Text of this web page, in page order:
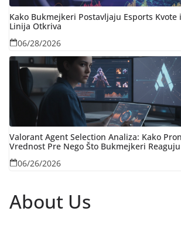
Kako Bukmejkeri Postavljaju Esports Kvote
Linija Otkriva
06/28/2026
Valorant Agent Selection Analiza: Kako
Vrednost Pre Nego Što Bukmejkeri Reaguju
06/26/2026
About Us